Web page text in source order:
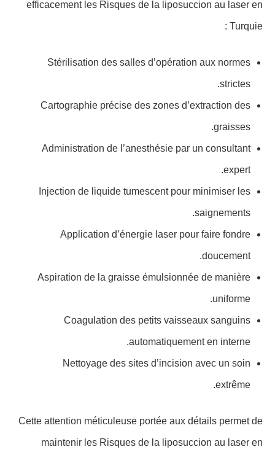
efficacement les Risques de la liposuccion au laser en
Turquie :
Stérilisation des salles d’opération aux normes
strictes.
Cartographie précise des zones d’extraction des
graisses.
Administration de l’anesthésie par un consultant
expert.
Injection de liquide tumescent pour minimiser les
saignements.
Application d’énergie laser pour faire fondre
doucement.
Aspiration de la graisse émulsionnée de manière
uniforme.
Coagulation des petits vaisseaux sanguins
automatiquement en interne.
Nettoyage des sites d’incision avec un soin
extrême.
Cette attention méticuleuse portée aux détails permet de
maintenir les Risques de la liposuccion au laser en